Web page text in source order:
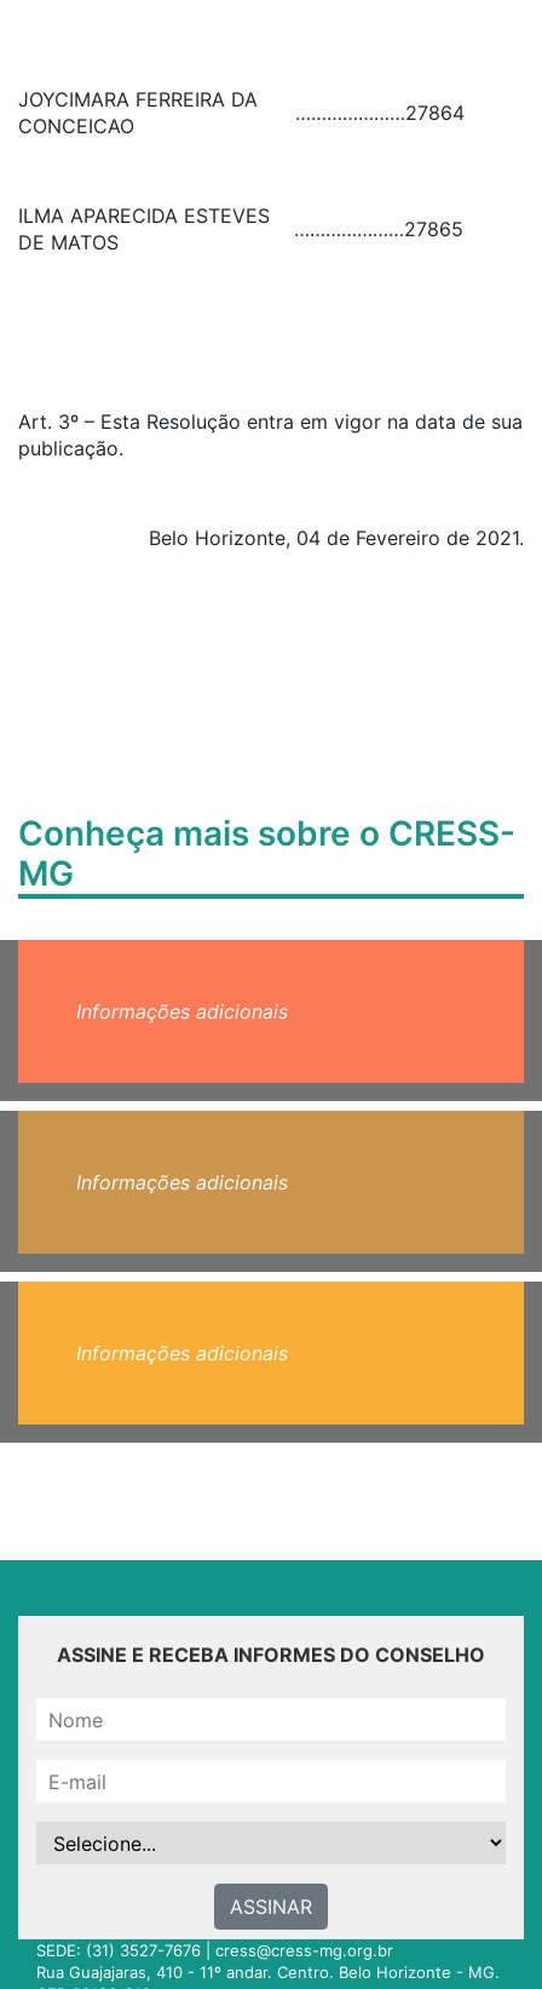
JOYCIMARA FERREIRA DA
CONCEICAO
…………………27864
ILMA APARECIDA ESTEVES
DE MATOS
…………………27865
Art. 3º – Esta Resolução entra em vigor na data de sua
publicação.
Belo Horizonte, 04 de Fevereiro de 2021.
Conheça mais sobre o CRESS-
MG
Informações adicionais
Informações adicionais
Informações adicionais
ASSINE E RECEBA INFORMES DO CONSELHO
ASSINAR
SEDE: (31) 3527-7676 | cress@cress-mg.org.br
Rua Guajajaras, 410 - 11º andar. Centro. Belo Horizonte - MG.